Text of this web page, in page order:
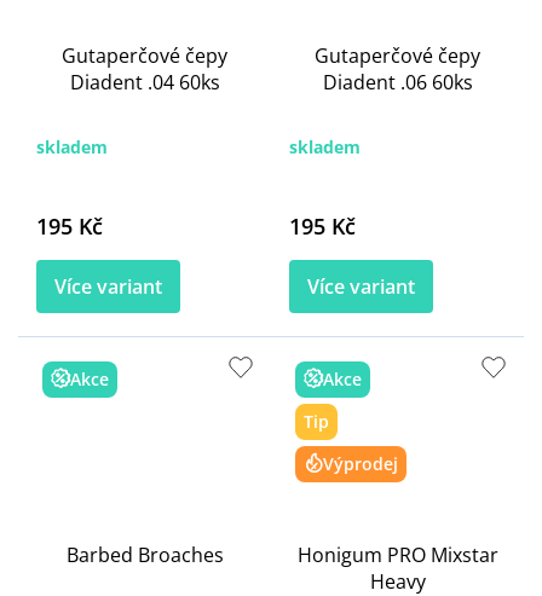
Gutaperčové čepy
Diadent .04 60ks
skladem
195 Kč
Více variant
Gutaperčové čepy
Diadent .06 60ks
skladem
195 Kč
Více variant
Akce
Barbed Broaches
Akce
Tip
Výprodej
Honigum PRO Mixstar
Heavy